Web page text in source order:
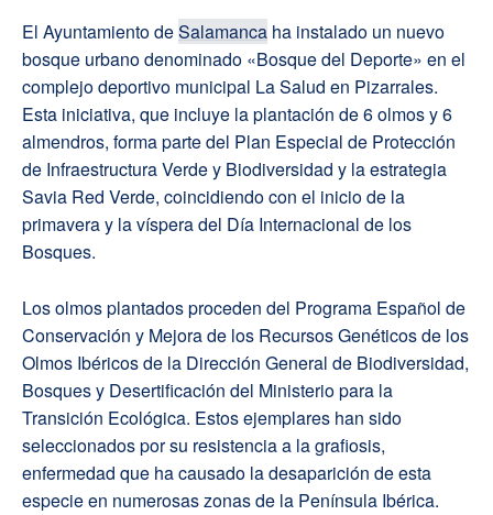
El Ayuntamiento deSalamanca ha instalado un nuevo
bosque urbano denominado «Bosque del Deporte» en el
complejo deportivo municipal La Salud en Pizarrales.
Esta iniciativa, que incluye la plantación de 6 olmos y 6
almendros, forma parte del Plan Especial de Protección
de Infraestructura Verde y Biodiversidad y la estrategia
Savia Red Verde, coincidiendo con el inicio de la
primavera y la víspera del Día Internacional de los
Bosques.
Los olmos plantados proceden del Programa Español de
Conservación y Mejora de los Recursos Genéticos de los
Olmos Ibéricos de la Dirección General de Biodiversidad,
Bosques y Desertificación del Ministerio para la
Transición Ecológica. Estos ejemplares han sido
seleccionados por su resistencia a la grafiosis,
enfermedad que ha causado la desaparición de esta
especie en numerosas zonas de la Península Ibérica.